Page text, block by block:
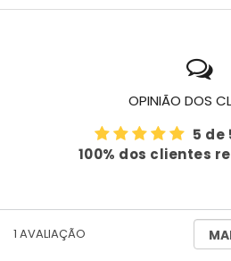
OPINIÃO DOS
5 de
100% dos clientes
1 AVALIAÇÃO